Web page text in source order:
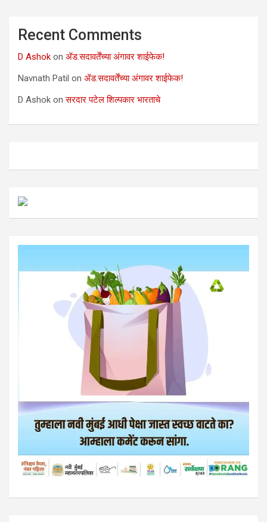
Recent Comments
D Ashok on ॲड.सदावर्तेंच्या अंगावर शाईफेक!
Navnath Patil on ॲड.सदावर्तेंच्या अंगावर शाईफेक!
D Ashok onसरदार पटेल शिल्पकार भारताचे